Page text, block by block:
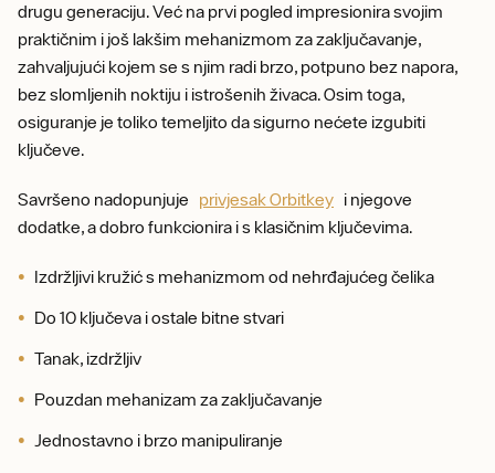
drugu generaciju. Već na prvi pogled impresionira svojim
praktičnim i još lakšim mehanizmom za zaključavanje,
zahvaljujući kojem se s njim radi brzo, potpuno bez napora,
bez slomljenih noktiju i istrošenih živaca. Osim toga,
osiguranje je toliko temeljito da sigurno nećete izgubiti
ključeve.
Savršeno nadopunjuje privjesak Orbitkey i njegove
dodatke, a dobro funkcionira i s klasičnim ključevima.
Izdržljivi kružić s mehanizmom od nehrđajućeg čelika
Do 10 ključeva i ostale bitne stvari
Tanak, izdržljiv
Pouzdan mehanizam za zaključavanje
Jednostavno i brzo manipuliranje